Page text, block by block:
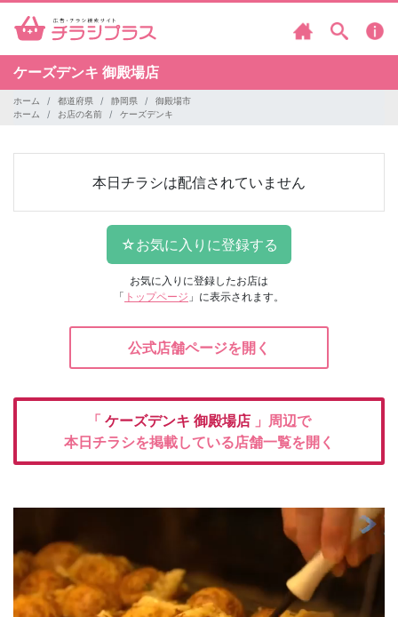
ケーズデンキ 御殿場店
ホーム 都道府県 静岡県
御殿場市
ホーム
お店の名前 ケーズデンキ
本日チラシは配信されていません
お気に入りに登録したお店は
「 トップページ 」に表示されます。
公式店舗ページを開く
「 ケーズデンキ 御殿場店 」周辺で
本日チラシを掲載している店舗一覧を開く